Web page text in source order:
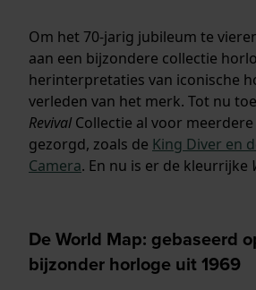
Om het 70-jarig jubileum te
aan een bijzondere collectie
herinterpretaties van iconische
verleden van het merk. Tot nu
Revival Collectie al voor
gezorgd, zoals de King Diver en
Camera. En nu is er de kleurrijke
De World Map: gebaseerd
bijzonder horloge uit 1969